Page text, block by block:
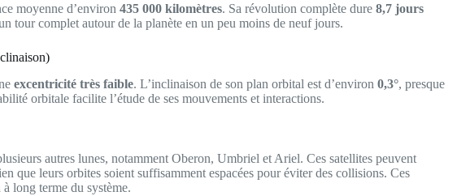
moyenne d’environ 435 000 kilomètres. Sa révolution complète dure 8,7 jours
tour complet autour de la planète en un peu moins de neuf jours.
excentricité très faible. L’inclinaison de son plan orbital est d’environ 0,3°, presque
orbitale facilite l’étude de ses mouvements et interactions.
autres lunes, notamment Oberon, Umbriel et Ariel. Ces satellites peuvent
que leurs orbites soient suffisamment espacées pour éviter des collisions. Ces
long terme du système.